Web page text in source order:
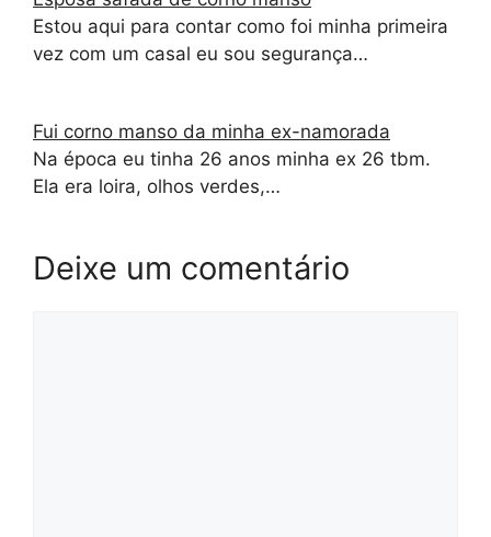
Estou aqui para contar como foi minha primeira
vez com um casal eu sou segurança…
Fui corno manso da minha ex-namorada
Na época eu tinha 26 anos minha ex 26 tbm.
Ela era loira, olhos verdes,…
Deixe um comentário